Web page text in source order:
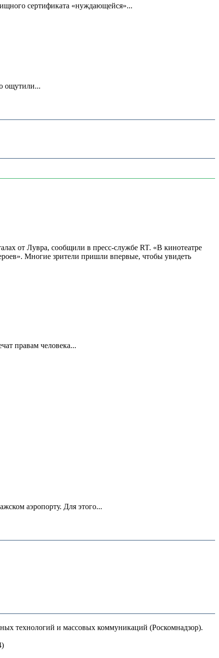
сертификата «нуждающейся»...
ощутили...
от Лувра, сообщили в пресс-службе RT. «В кинотеатре
Многие зрители пришли впервые, чтобы увидеть
правам человека...
аэропорту. Для этого...
технологий и массовых коммуникаций (Роскомнадзор).